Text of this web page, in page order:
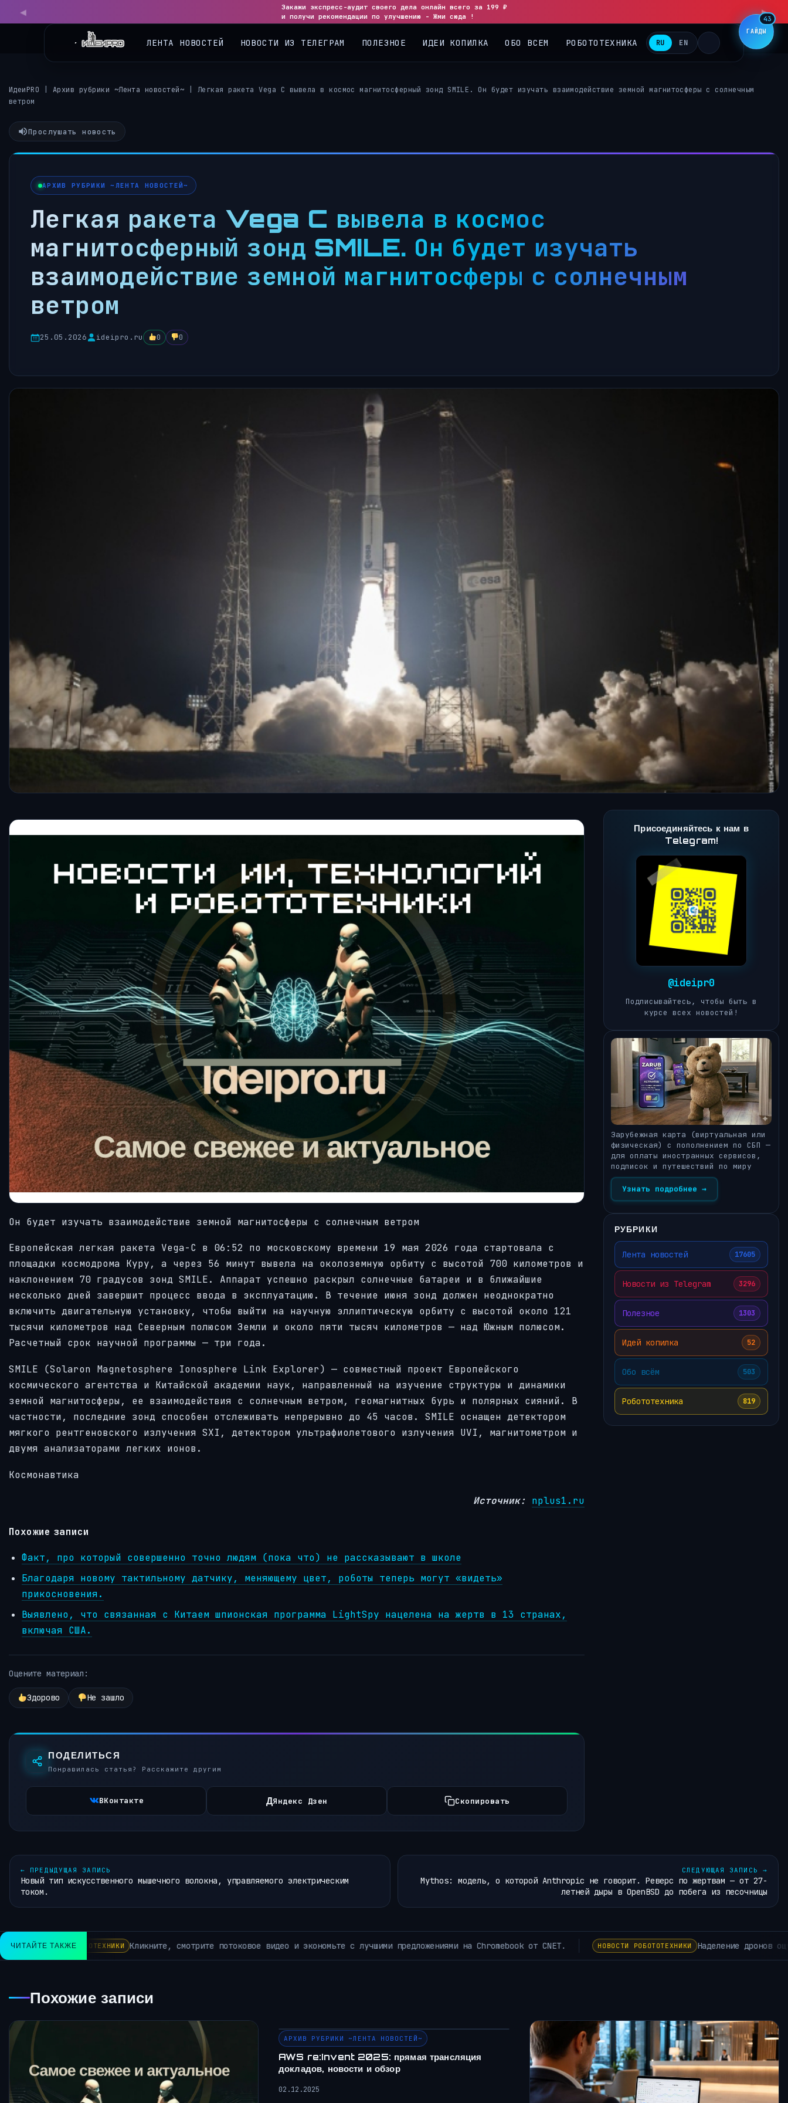
Закажи экспресс-аудит своего дела онлайн всего за 199 ₽
и получи рекомендации по улучшению - Жми сюда !
RU EN
ИдеиPRO Архив рубрики ~Лента новостей~
Легкая ракета Vega C вывела в космос магнитосферный зонд SMILE. Он будет изучать взаимодействие земной магнитосферы с солнечным
ветром
Прослушать новость
АРХИВ РУБРИКИ ~ЛЕНТА НОВОСТЕЙ~
Легкая ракета Vega C вывела в космос
магнитосферный зонд SMILE. Он будет изучать
взаимодействие земной магнитосферы с солнечным
ветром
25.05.2026 ideipro.ru 0 0
Он будет изучать взаимодействие земной магнитосферы с солнечным ветром
Европейская легкая ракета Vega-C в 06:52 по московскому времени 19 мая 2026 года стартовала с
площадки космодрома Куру, а через 56 минут вывела на околоземную орбиту с высотой 700 километров и
наклонением 70 градусов зонд SMILE. Аппарат успешно раскрыл солнечные батареи и в ближайшие
несколько дней завершит процесс ввода в эксплуатацию. В течение июня зонд должен неоднократно
включить двигательную установку, чтобы выйти на научную эллиптическую орбиту с высотой около 121
тысячи километров над Северным полюсом Земли и около пяти тысяч километров — над Южным полюсом.
Расчетный срок научной программы — три года.
SMILE (Solaron Magnetosphere Ionosphere Link Explorer) — совместный проект Европейского
космического агентства и Китайской академии наук, направленный на изучение структуры и динамики
земной магнитосферы, ее взаимодействия с солнечным ветром, геомагнитных бурь и полярных сияний. В
частности, последние зонд способен отслеживать непрерывно до 45 часов. SMILE оснащен детектором
мягкого рентгеновского излучения SXI, детектором ультрафиолетового излучения UVI, магнитометром и
двумя анализаторами легких ионов.
Космонавтика
Источник: nplus1.ru
Похожие записи
Факт, про который совершенно точно людям (пока что) не рассказывают в школе
Благодаря новому тактильному датчику, меняющему цвет, роботы теперь могут «видеть»
прикосновения.
Выявлено, что связанная с Китаем шпионская программа LightSpy нацелена на жертв в 13 странах,
включая США.
Оцените материал:
Здорово Не зашло
ПОДЕЛИТЬСЯ
Понравилась статья? Расскажите другим
ВКонтакте ДЯндекс Дзен Скопировать
Присоединяйтесь к нам в
Telegram!
@ideipr0
Подписывайтесь, чтобы быть в
курсе всех новостей!
Зарубежная карта (виртуальная или
физическая) с пополнением по СБП —
для оплаты иностранных сервисов,
подписок и путешествий по миру
Узнать подробнее →
РУБРИКИ
Лента новостей 17605
Новости из Telegram 3296
Полезное 1303
Идей копилка 52
Обо всём 503
Робототехника 819
← ПРЕДЫДУЩАЯ ЗАПИСЬ
Новый тип искусственного мышечного волокна, управляемого электрическим
током.
СЛЕДУЮЩАЯ ЗАПИСЬ →
Mythos: модель, о которой Anthropic не говорит. Реверс по жертвам — от 27-
летней дыры в OpenBSD до побега из песочницы
ЧИТАЙТЕ ТАКЖЕ
экономьте с лучшими предложениями на Chromebook от CNET. НОВОСТИ РОБОТОТЕХНИКИ Наделение дронов ощущением «боли» может помочь им предсказывать нестабильность
Похожие записи
АРХИВ РУБРИКИ ~ЛЕНТА НОВОСТЕЙ~
AWS re:Invent 2025: прямая трансляция
докладов, новости и обзор
02.12.2025
ГАЙДЫ
43